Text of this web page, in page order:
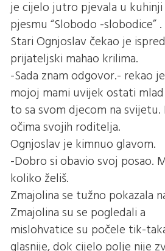
je cijelo jutro pjevala u kuhinji
pjesmu “Slobodo -slobodice” .
Stari Ognjoslav čekao je
prijateljski mahao krilima.
-Sada znam odgovor.- rekao
mojoj mami uvijek ostati
to sa svom djecom na svijetu.
očima svojih roditelja.
Ognjoslav je kimnuo glavom.
-Dobro si obavio svoj posao.
koliko želiš.
Zmajolina se tužno pokazala
Zmajolina su se pogledali a
mislohvatice su počele tik-
glasnije, dok cijelo polje nije